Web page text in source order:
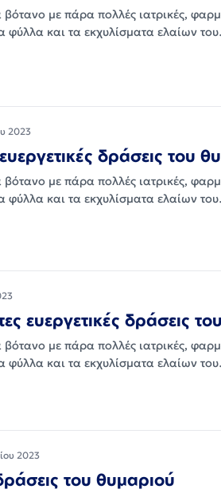
βότανο με πάρα πολλές ιατρικές,
φύλλα και τα εκχυλίσματα ελαίων
2023
δράσεις του
βότανο με πάρα πολλές ιατρικές,
φύλλα και τα εκχυλίσματα ελαίων
ευεργετικές δράσεις
βότανο με πάρα πολλές ιατρικές,
φύλλα και τα εκχυλίσματα ελαίων
2023
του θυμαριού